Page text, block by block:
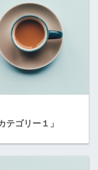
テゴリー１」